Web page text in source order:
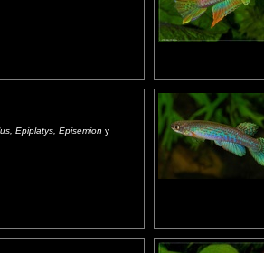
Epiplatys, Episemion y